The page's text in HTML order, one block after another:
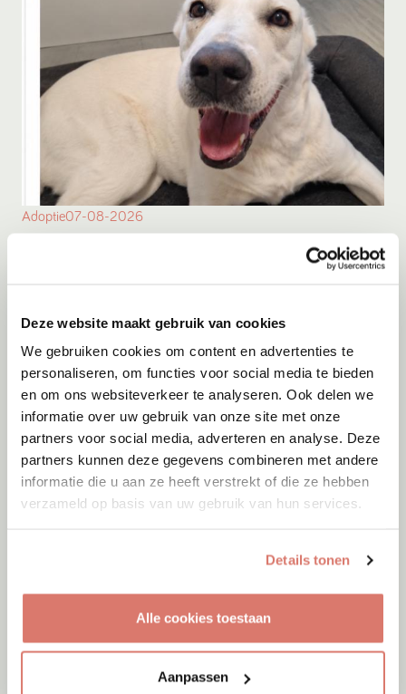
Deze website maakt gebruik van cookies
We gebruiken cookies om content en advertenties te
personaliseren, om functies voor social media te bieden
en om ons websiteverkeer te analyseren. Ook delen we
informatie over uw gebruik van onze site met onze
partners voor social media, adverteren en analyse. Deze
partners kunnen deze gegevens combineren met andere
informatie die u aan ze heeft verstrekt of die ze hebben
verzameld op basis van uw gebruik van hun services.
Details tonen
Alle cookies toestaan
Aanpassen
Adoptie07-08-2026
Adoptie06-08-2026
Cyprus